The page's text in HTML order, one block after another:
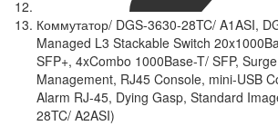
Коммутатор/ DGS-3630-28TC/ A1ASI,
Managed L3 Stackable Switch
SFP+, 4xCombo 1000Base-T/ SFP,
Management, RJ45 Console, mini-USB
Alarm RJ-45, Dying Gasp, Standard
28TC/ A2ASI)